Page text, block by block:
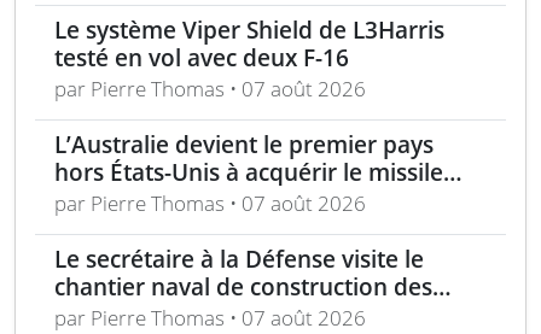
Le système Viper Shield de L3Harris
testé en vol avec deux F-16
par Pierre Thomas • 07 août 2026
L’Australie devient le premier pays
hors États-Unis à acquérir le missile
AIM-260 JATM
par Pierre Thomas • 07 août 2026
Le secrétaire à la Défense visite le
chantier naval de construction des
frégates Type 31 à Rosyth
par Pierre Thomas • 07 août 2026